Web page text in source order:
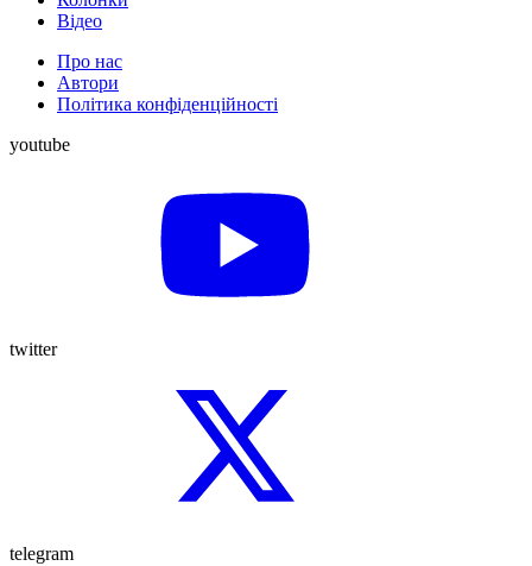
Відео
Про нас
Автори
Політика конфіденційності
youtube
twitter
telegram